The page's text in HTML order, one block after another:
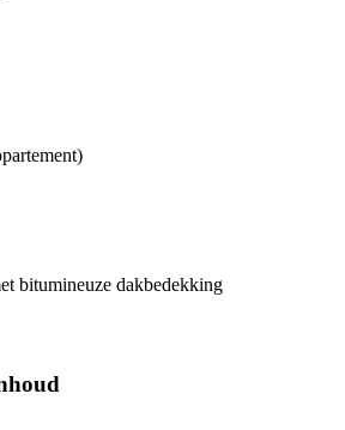
bitumineuze dakbedekking